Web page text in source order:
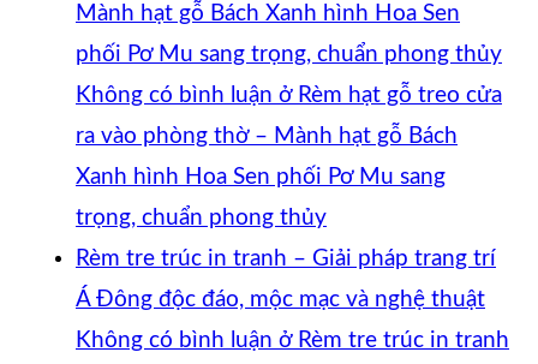
Mành hạt gỗ Bách Xanh hình Hoa Sen
phối Pơ Mu sang trọng, chuẩn phong thủy
Không có bình luận ở Rèm hạt gỗ treo cửa
ra vào phòng thờ – Mành hạt gỗ Bách
Xanh hình Hoa Sen phối Pơ Mu sang
trọng, chuẩn phong thủy
Rèm tre trúc in tranh – Giải pháp trang trí
Á Đông độc đáo, mộc mạc và nghệ thuật
Không có bình luận ở Rèm tre trúc in tranh